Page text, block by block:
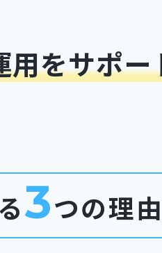
用をサポー
3つの理由